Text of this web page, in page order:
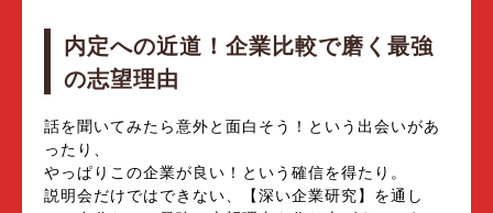
内定への近道！企業比較で磨く最強
の志望理由
話を聞いてみたら意外と面白そう！という出会いがあ
ったり、
やっぱりこの企業が良い！という確信を得たり。
説明会だけではできない、【深い企業研究】を通し